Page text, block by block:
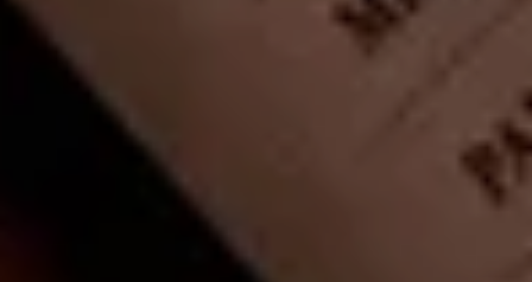
Unsere Geschichte
Unsere Weine
Unser Engagement
Unsere Unterstützung
Unser maßgeschneidertes Angebot